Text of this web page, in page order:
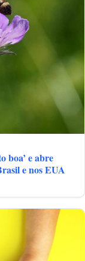
boa’ e abre
e nos EUA